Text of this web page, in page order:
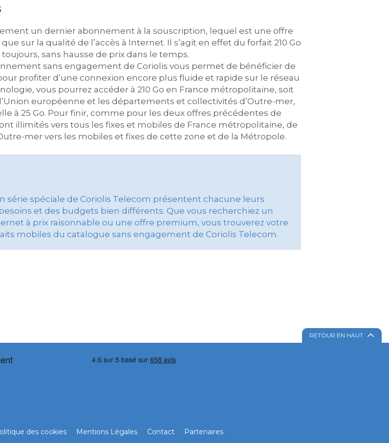
un dernier abonnement à la souscription, lequel est une offre
sur la qualité de l’accès à Internet. Il s’agit en effet du forfait 210 Go
sans hausse de prix dans le temps.
sans engagement de Coriolis vous permet de bénéficier de
profiter d’une connexion encore plus fluide et rapide sur le réseau
vous pourrez accéder à 210 Go en France métropolitaine, soit
européenne et les départements et collectivités d’Outre-mer,
à 25 Go. Pour finir, comme pour les deux offres précédentes de
illimités vers tous les fixes et mobiles de France métropolitaine, de
mer vers les mobiles et fixes de cette zone et de la Métropole.
série spéciale de Coriolis Telecom présentent chacune leurs
et des budgets bien différents. Que vous recherchiez un
à prix raisonnable ou une offre premium, vous trouverez votre
mobiles du catalogue sans engagement de Coriolis Telecom.
RETOUR EN HAUT
des cookies Mentions Légales Contact Partenaires